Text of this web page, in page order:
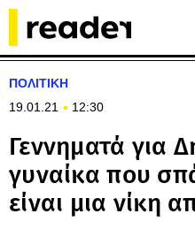
ΠΟΛΙΤΙΚΗ
19.01.21
12:30
Γεννηματά για
γυναίκα που
είναι μια νίκη